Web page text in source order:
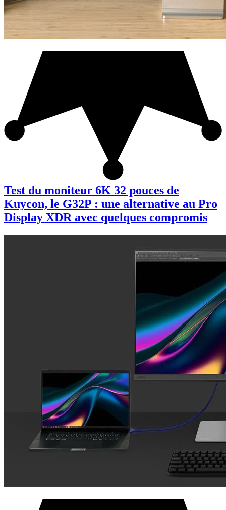
Test du moniteur 6K 32 pouces de
Kuycon, le G32P : une alternative au Pro
Display XDR avec quelques compromis